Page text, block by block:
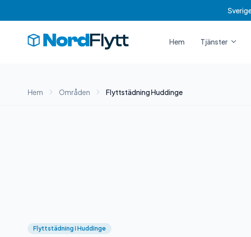
Hem Tjänster
Hem Områden Flyttstädning Huddinge
Flyttstädning i Huddinge